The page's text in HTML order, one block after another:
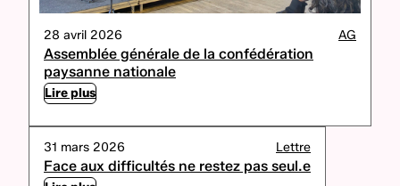
28 avril 2026 AG
Assemblée générale de la confédération
paysanne nationale
Lire plus
31 mars 2026 Lettre
Face aux difficultés ne restez pas seul.e